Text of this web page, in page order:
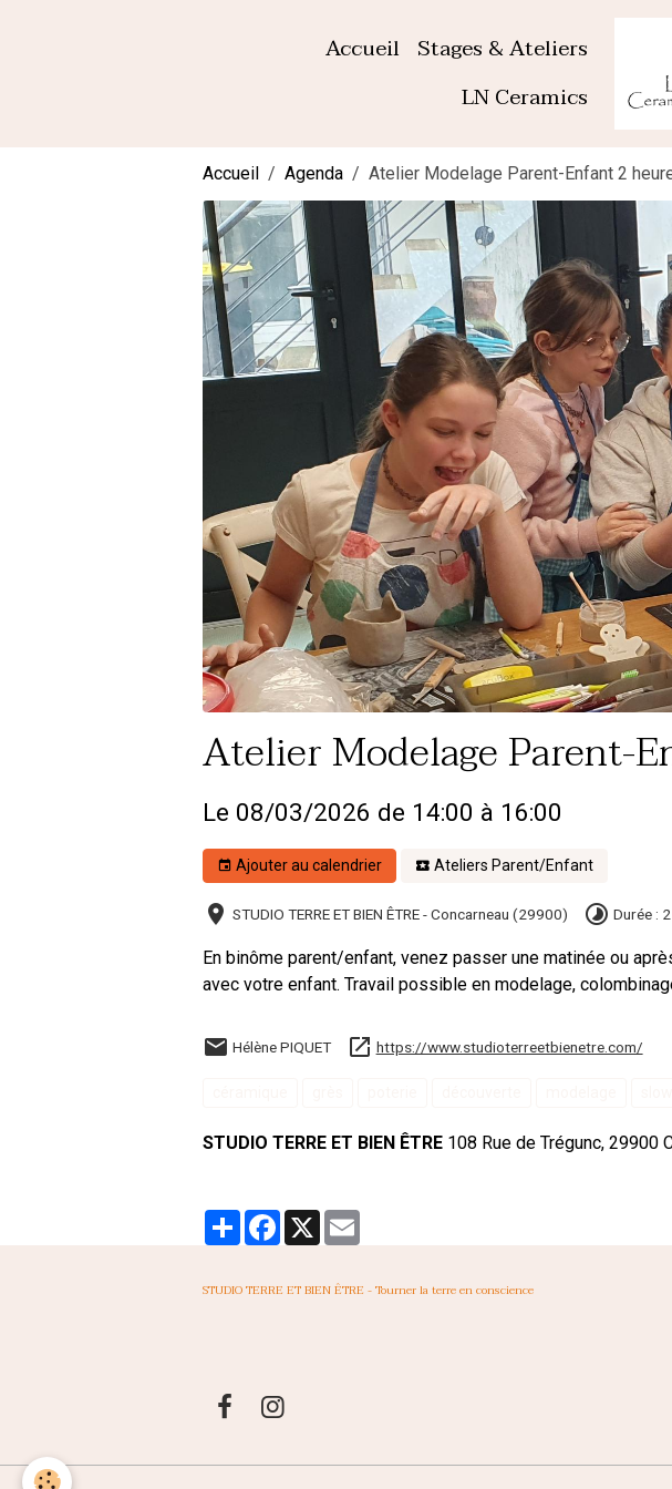
Accueil Stages & Ateliers
LN Ceramics
Accueil Agenda Atelier Modelage Parent-Enfant 2
Atelier Modelage Parent-
Le 08/03/2026 de 14:00 à 16:00
Ajouter au calendrier Ateliers Parent/Enfant
STUDIO TERRE ET BIEN ÊTRE - Concarneau (29900) Durée :
En binôme parent/enfant, venez passer une matinée ou
avec votre enfant. Travail possible en modelage,
Hélène PIQUET https://www.studioterreetbienetre.com/
STUDIO TERRE ET BIEN ÊTRE 108 Rue de Trégunc, 29900
PartagerFacebook
X
STUDIO TERRE ET BIEN ÊTRE - Tourner la terre en conscience